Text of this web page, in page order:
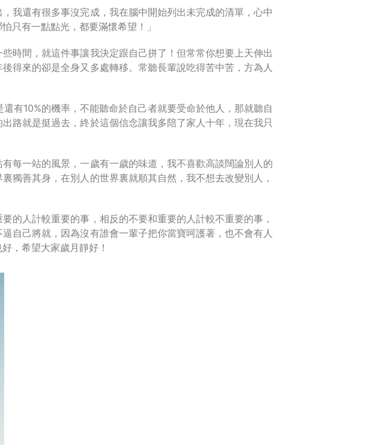
我還有很多事沒完成，我在腦中開始列出未完成的清單，心中
只有一點點光，都要滿懷希望！」
時間，就這件事讓我決定跟自己拼了！但常常你想要上天伸出
得來的卻是全身又多處轉移。常聽長輩說吃得苦中苦，方為人
有10%的機率，不能聽命於自己者就要受命於他人，那就聽自
路就是挺過去，終於這個信念讓我多陪了家人十年，現在我只
每一站的風景，一歲有一歲的味道，我不喜歡高談闊論別人的
獨善其身，在別人的世界裏就順其自然，我不想去改變別人，
的人計較重要的事，相反的不要和重要的人計較不重要的事，
自己將就，因為沒有誰會一輩子把你當寶呵護著，也不會有人
，希望大家歲月靜好！